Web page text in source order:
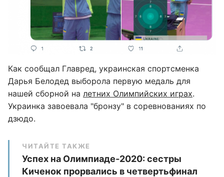
Как сообщал Главред, украинская спортсменка
Дарья Белодед выборола первую медаль для
нашей сборной на летних Олимпийских играх.
Украинка завоевала "бронзу" в соревнованиях по
дзюдо.
ЧИТАЙТЕ ТАКЖЕ
Успех на Олимпиаде-2020: сестры
Киченок прорвались в четвертьфинал